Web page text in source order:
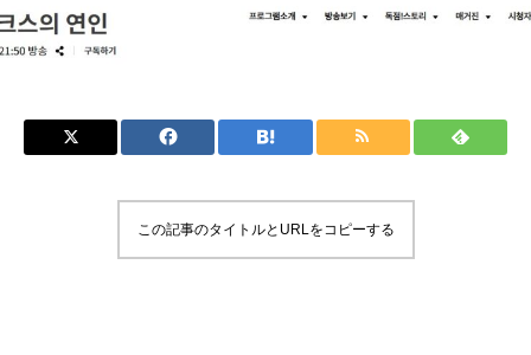
この記事のタイトルとURLをコピーする